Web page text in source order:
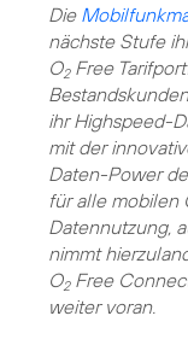
Die
nächste Stufe
O2Free
Bestandskunden
ihr Highspeed-
mit der
Daten-Power
für alle mobilen
Datennutzung,
nimmt
O2Free
weiter voran.